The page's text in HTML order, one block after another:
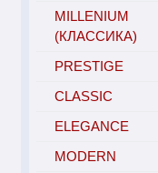
MILLENIUM
(КЛАССИКА)
PRESTIGE
CLASSIC
ELEGANCE
MODERN